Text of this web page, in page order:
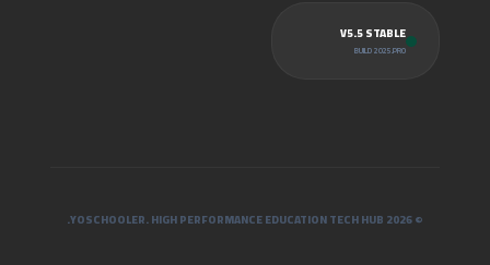
V5.5 STABLE
BUILD 2025.PRO
© 2026 YOSCHOOLER. HIGH PERFORMANCE EDUCATION TECH HUB.